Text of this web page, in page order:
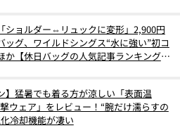
ショルダー⇔リュックに変形」2,900円
ッグ、ワイルドシングス“水に強い”初コ
【休日バッグの人気記事ランキングベ
】猛暑でも着る方が涼しい「表面温
ウェア」をレビュー！“腕だけ濡らすの
冷却機能が凄い